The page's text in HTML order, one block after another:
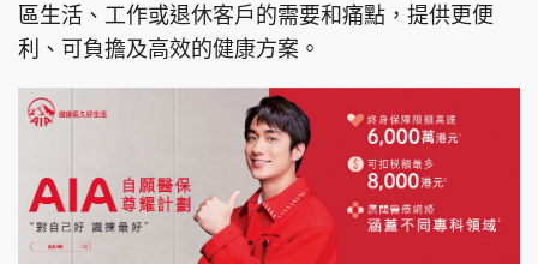
區生活、工作或退休客戶的需要和痛點，提供更便
利、可負擔及高效的健康方案。